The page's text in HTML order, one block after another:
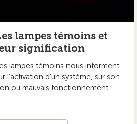
lampes témoins et
signification
lampes témoins nous informent
l’activation d’un système, sur son
ou mauvais fonctionnement.